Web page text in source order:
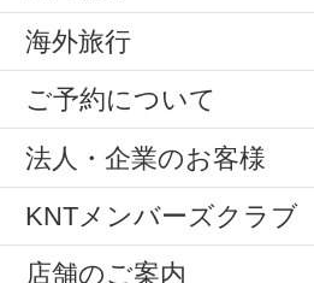
海外旅行
ご予約について
法人・企業のお客様
KNTメンバーズクラブ
店舗のご案内